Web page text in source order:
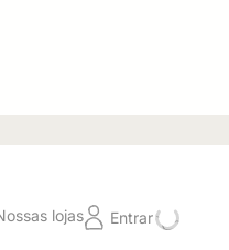
lojas Entrar